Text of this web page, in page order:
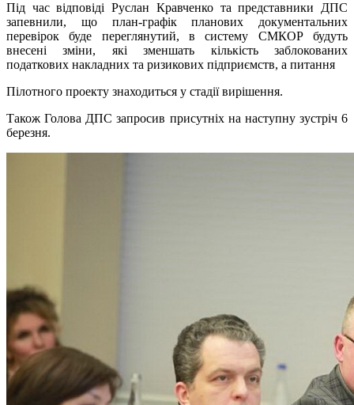
Під час відповіді Руслан Кравченко та представники ДПС
запевнили, що план-графік планових документальних
перевірок буде переглянутий, в систему СМКОР будуть
внесені зміни, які зменшать кількість заблокованих
податкових накладних та ризикових підприємств, а питання
Пілотного проекту знаходиться у стадії вирішення.
Також Голова ДПС запросив присутніх на наступну зустріч 6
березня.